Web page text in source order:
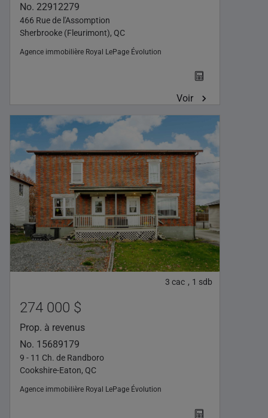
No. 22912279
466 Rue de l'Assomption
Sherbrooke (Fleurimont), QC
Agence immobilière Royal LePage Évolution
Voir
3 cac , 1 sdb
274 000 $
Prop. à revenus
No. 15689179
9 - 11 Ch. de Randboro
Cookshire-Eaton, QC
Agence immobilière Royal LePage Évolution